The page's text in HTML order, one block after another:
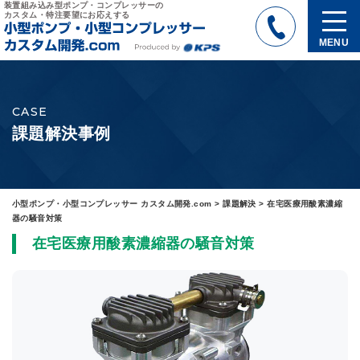
装置組み込み型ポンプ・コンプレッサーの
カスタム・特注要望にお応えする
MENU
CASE
課題解決事例
小型ポンプ・小型コンプレッサー カスタム開発.com >課題解決 >在宅医療用酸素濃縮
器の騒音対策
在宅医療用酸素濃縮器の騒音対策